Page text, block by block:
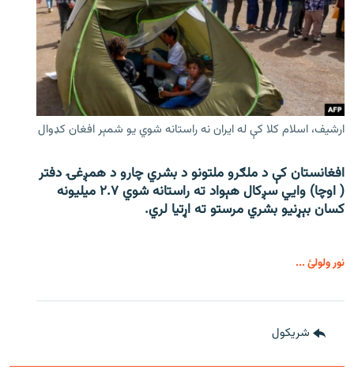
ارشیف، اسلام کلا کې له ایران نه راستانه شوي یو شمېر افغان کډوال
افغانستان کې د ملګرو ملتونو د بشري چارو د همږغۍ دفتر
( اوچا) وايي سږکال هېواد ته راستانه شوي ۲.۷ میلیونه
کسان بېړنیو بشري مرستو ته اړتیا لري.
نور ولولئ ...
شريکول